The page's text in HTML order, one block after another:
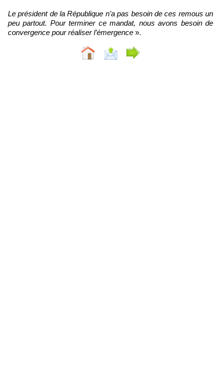
Le président de la République n’a pas besoin de ces remous un
peu partout. Pour terminer ce mandat, nous avons besoin de
convergence pour réaliser l’émergence ».